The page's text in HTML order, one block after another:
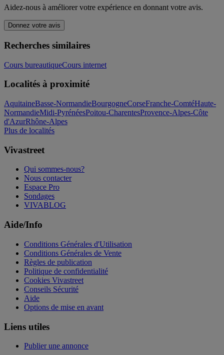
Aidez-nous à améliorer votre expérience en donnant votre avis.
Donnez votre avis
Recherches similaires
Cours bureautiqueCours internet
Localités à proximité
AquitaineBasse-NormandieBourgogneCorseFranche-ComtéHaute-
NormandieMidi-PyrénéesPoitou-CharentesProvence-Alpes-Côte
d'AzurRhône-Alpes
Plus de localités
Vivastreet
Qui sommes-nous?
Nous contacter
Espace Pro
Sondages
VIVABLOG
Aide/Info
Conditions Générales d'Utilisation
Conditions Générales de Vente
Règles de publication
Politique de confidentialité
Cookies Vivastreet
Conseils Sécurité
Aide
Options de mise en avant
Liens utiles
Publier une annonce